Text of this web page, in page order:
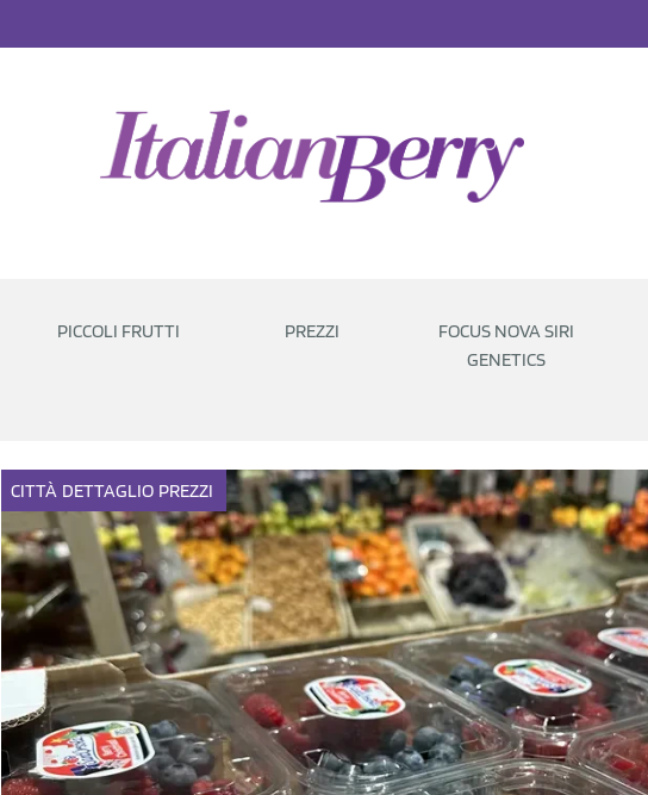
PICCOLI FRUTTI PREZZI
FOCUS NOVA SIRI
GENETICS
CITTÀ DETTAGLIO PREZZI